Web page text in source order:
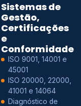
Sistemas de
Gestão,
Certificações
e
Conformidade
ISO 9001, 14001 e
45001
ISO 20000, 22000,
41001 e 14064
Diagnóstico de